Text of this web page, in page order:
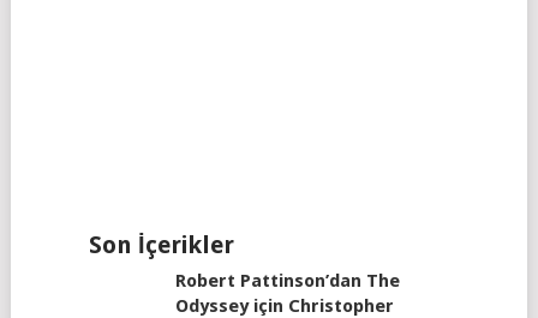
Son İçerikler
Robert Pattinson’dan The
Odyssey için Christopher